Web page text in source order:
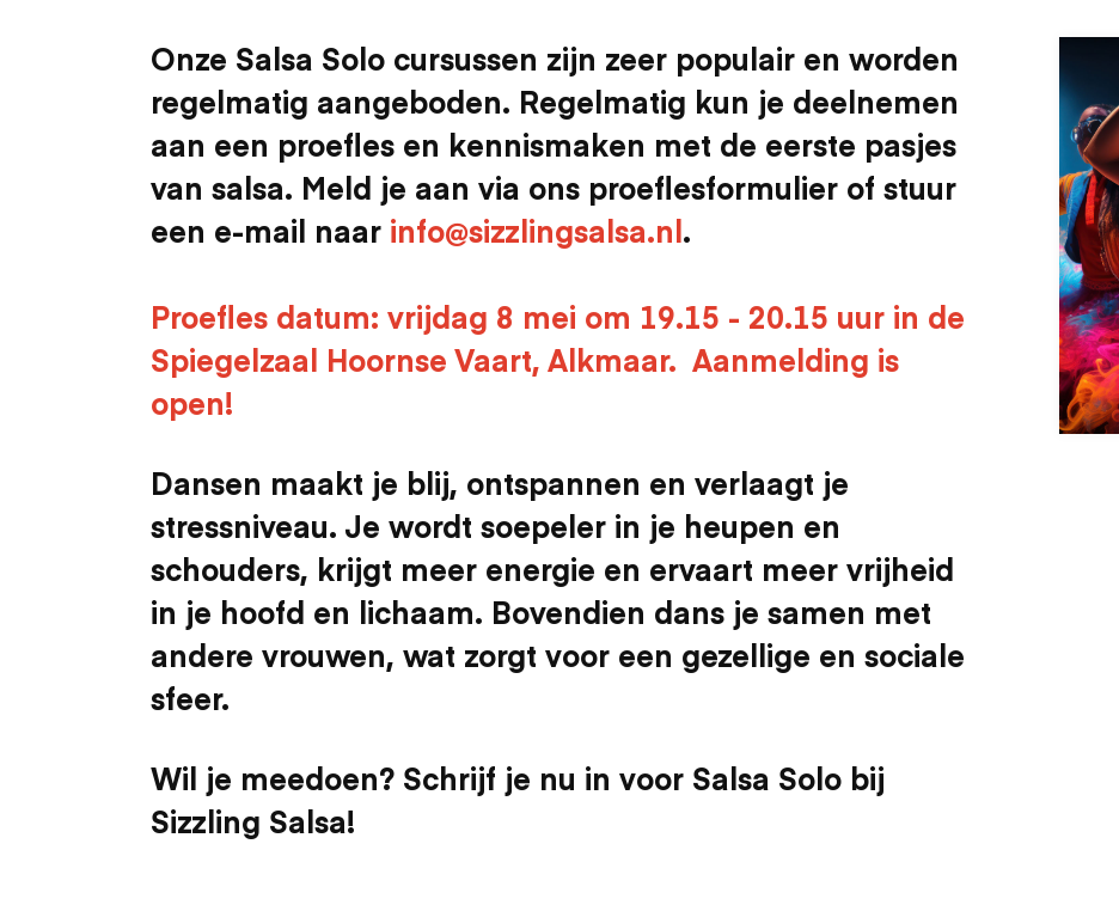
Onze Salsa Solo cursussen zijn zeer populair en worden
regelmatig aangeboden. Regelmatig kun je deelnemen
aan een proefles en kennismaken met de eerste pasjes
van salsa. Meld je aan via ons proeflesformulier of stuur
een e-mail naar info@sizzlingsalsa.nl.
Proefles datum: vrijdag 8 mei om 19.15 - 20.15 uur in de
Spiegelzaal Hoornse Vaart, Alkmaar. Aanmelding is
open!
Dansen maakt je blij, ontspannen en verlaagt je
stressniveau. Je wordt soepeler in je heupen en
schouders, krijgt meer energie en ervaart meer vrijheid
in je hoofd en lichaam. Bovendien dans je samen met
andere vrouwen, wat zorgt voor een gezellige en sociale
sfeer.
Wil je meedoen? Schrijf je nu in voor Salsa Solo bij
Sizzling Salsa!